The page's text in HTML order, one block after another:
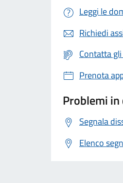
Leggi le
Richiedi
Contatta
Prenota
Problemi
Segnala
Elenco